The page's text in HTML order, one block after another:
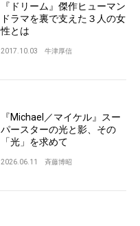
『ドリーム』傑作ヒューマン
ドラマを裏で支えた３人の女
性とは
2017.10.03 牛津厚信
『Michael／マイケル』スー
パースターの光と影、その
「光」を求めて
2026.06.11 斉藤博昭